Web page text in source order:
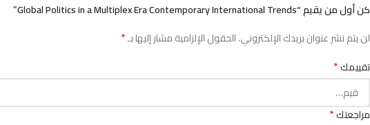
كن أول من يقيم “Global Politics in a Multiplex Era Contemporary International Trends”
لن يتم نشر عنوان بريدك الإلكتروني.الحقول الإلزامية مشار إليها بـ*
تقييمك*
مراجعتك*